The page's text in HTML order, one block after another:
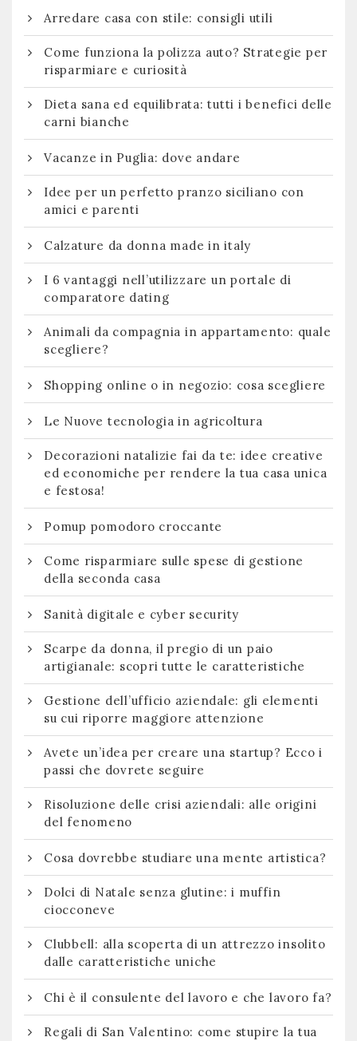
Arredare casa con stile: consigli utili
Come funziona la polizza auto? Strategie per
risparmiare e curiosità
Dieta sana ed equilibrata: tutti i benefici delle
carni bianche
Vacanze in Puglia: dove andare
Idee per un perfetto pranzo siciliano con
amici e parenti
Calzature da donna made in italy
I 6 vantaggi nell’utilizzare un portale di
comparatore dating
Animali da compagnia in appartamento: quale
scegliere?
Shopping online o in negozio: cosa scegliere
Le Nuove tecnologia in agricoltura
Decorazioni natalizie fai da te: idee creative
ed economiche per rendere la tua casa unica
e festosa!
Pomup pomodoro croccante
Come risparmiare sulle spese di gestione
della seconda casa
Sanità digitale e cyber security
Scarpe da donna, il pregio di un paio
artigianale: scopri tutte le caratteristiche
Gestione dell’ufficio aziendale: gli elementi
su cui riporre maggiore attenzione
Avete un’idea per creare una startup? Ecco i
passi che dovrete seguire
Risoluzione delle crisi aziendali: alle origini
del fenomeno
Cosa dovrebbe studiare una mente artistica?
Dolci di Natale senza glutine: i muffin
ciocconeve
Clubbell: alla scoperta di un attrezzo insolito
dalle caratteristiche uniche
Chi è il consulente del lavoro e che lavoro fa?
Regali di San Valentino: come stupire la tua